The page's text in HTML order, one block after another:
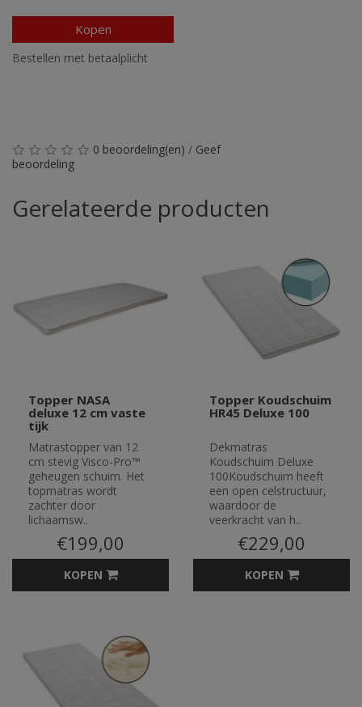
Kopen
Bestellen met betaalplicht
0 beoordeling(en) / Geef
beoordeling
Gerelateerde producten
Topper NASA
deluxe 12 cm vaste
tijk
Matrastopper van 12
cm stevig Visco-Pro™
geheugen schuim. Het
topmatras wordt
zachter door
lichaamsw..
€199,00
KOPEN
Topper Koudschuim
HR45 Deluxe 100
Dekmatras
Koudschuim Deluxe
100Koudschuim heeft
een open celstructuur,
waardoor de
veerkracht van h..
€229,00
KOPEN